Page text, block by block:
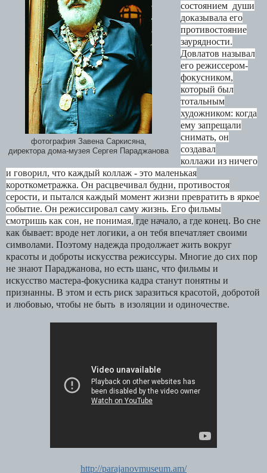
фотография Завена Саркисяна,
директора дома-музея Сергея Параджанова
состоянием души
доказывала его
противостояние
заурядности.
Довлатов называл
его режиссером-
фокусником,
который был
тотальным
художником: когда
ему запрещали
снимать, он
создавал
коллажи из ничего
и говорил, что каждый коллаж - это маленькая
короткометражка. Он расцвечивал будни, противостоя
серости, и пытался каждый момент жизни превратить в яркое
событие. Он режиссировал саму жизнь. Его фильмы
смотришь как сон, не понимая, где начало, а где конец. Во сне
как бывает: вроде нет логики, а он тебя впечатляет своими
символами. Поэтому надежда продолжает жить вокруг
красоты и доброты искусства режиссуры. Многие до сих пор
не знают Параджанова, но есть шанс, что фильмы и
искусство мастера-фокусника кадра станут понятны и
признанны. В этом и есть риск заразиться красотой, добротой
и любовью, чтобы не быть в изоляции и одиночестве.
http://parajanovmuseum.am/